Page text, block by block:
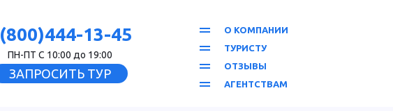
13-45
ПН-ПТ С 10:00 до 19:00
ЗАПРОСИТЬ ТУР
О КОМПАНИИ
ТУРИСТУ
ОТЗЫВЫ
АГЕНТСТВАМ